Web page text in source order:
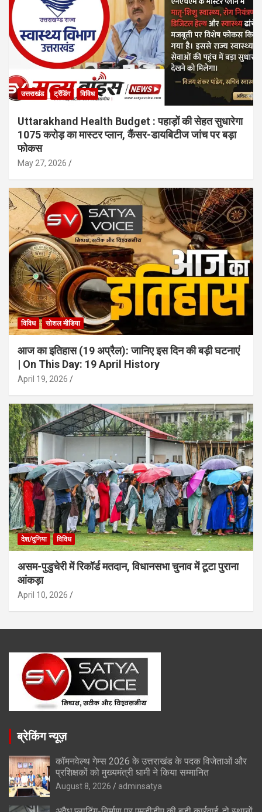
उत्तराखंड ट्रेंडिंग विविध
Uttarakhand Health Budget : पहाड़ों की सेहत सुधारेगा
1075 करोड़ का मास्टर प्लान, कैंसर-डायबिटीज जांच पर बड़ा
फोकस
May 27, 2026
विविध सोशल मीडिया
आज का इतिहास (19 अप्रैल): जानिए इस दिन की बड़ी घटनाएं
| On This Day: 19 April History
April 19, 2026
देश/दुनिया विविध
असम-पुडुचेरी में रिकॉर्ड मतदान, विधानसभा चुनाव में टूटा पुराना
आंकड़ा
April 10, 2026
ब्रेकिंग न्यूज़
कॉमनवेल्थ गेम्स 2026 के उत्तराखंड के पदक विजेताओं और
प्रशिक्षकों को मुख्यमंत्री धामी ने किया सम्मानित
August 8, 2026 adminsatya